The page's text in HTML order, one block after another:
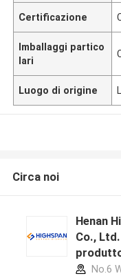
Certificazione
Imballaggi partico
lari
Luogo di origine
Circa noi
Henan
Co.,
No.6